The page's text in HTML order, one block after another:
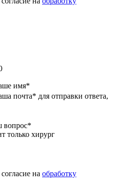
имя*
почта* для отправки ответа,
вопрос*
только хирург
на обработку